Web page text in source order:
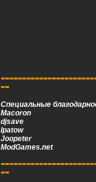
==
Специальные
Macoron
djsave
Ipatow
Joopeter
ModGames.net
==